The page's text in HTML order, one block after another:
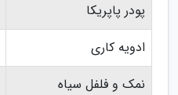
پودر پاپریکا
ادویه کاری
نمک و فلفل سیاه